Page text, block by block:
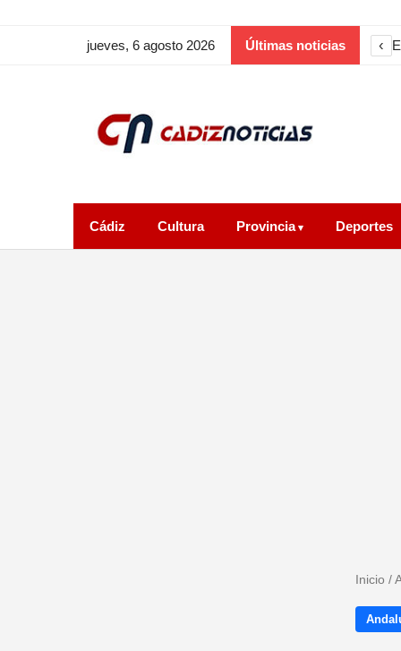
jueves, 6 agosto 2026 Últimas noticias ‹
Cádiz Cultura Provincia Deportes
Inicio /